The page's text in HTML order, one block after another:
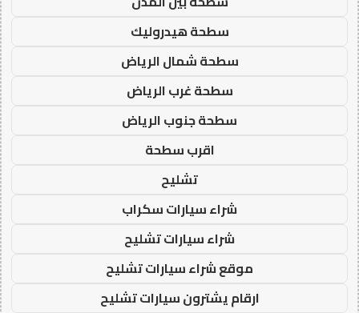
سطحة هيدروليك
سطحة شمال الرياض
سطحة غرب الرياض
سطحة جنوب الرياض
اقرب سطحة
تشليح
شراء سيارات سكراب
شراء سيارات تشليح
موقع شراء سيارات تشليح
ارقام يشترون سيارات تشليح